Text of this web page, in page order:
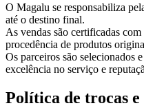
O Magalu se responsabiliza
até o destino final.
As vendas são certificadas
procedência de produtos
Os parceiros são selecionados
excelência no serviço e
Política de trocas e